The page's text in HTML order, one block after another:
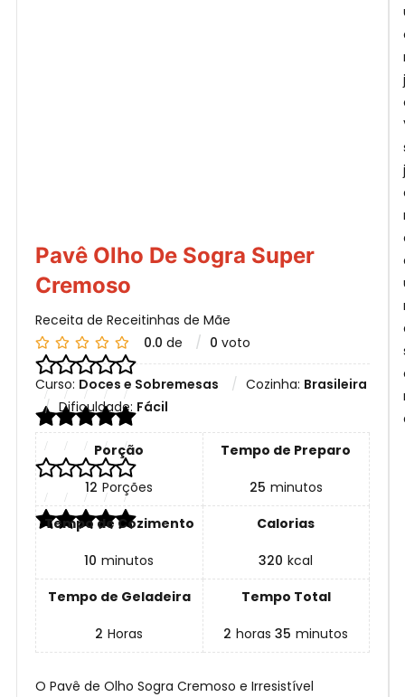
Pavê Olho De Sogra Super
Cremoso
Receita de Receitinhas de Mãe
0.0 de 0 voto
Curso: Doces e Sobremesas Cozinha: Brasileira
Dificuldade: Fácil
Porção
12 Porções
Tempo de Preparo
25 minutos
Tempo de Cozimento
10 minutos
Calorias
320 kcal
Tempo de Geladeira
2 Horas
Tempo Total
2 horas35 minutos
O Pavê de Olho Sogra Cremoso e Irresistível